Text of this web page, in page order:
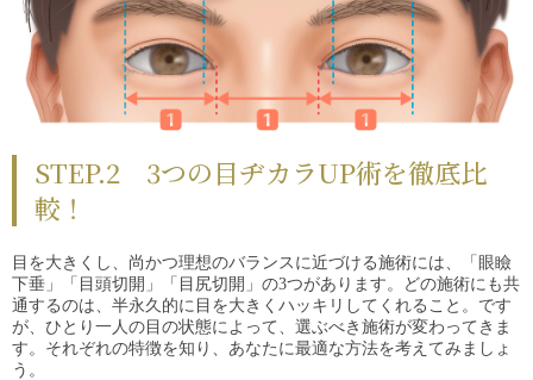
STEP.2 3つの目ヂカラUP術を徹底比
較！
目を大きくし、尚かつ理想のバランスに近づける施術には、「眼瞼
下垂」「目頭切開」「目尻切開」の3つがあります。どの施術にも共
通するのは、半永久的に目を大きくハッキリしてくれること。です
が、ひとり一人の目の状態によって、選ぶべき施術が変わってきま
す。それぞれの特徴を知り、あなたに最適な方法を考えてみましょ
う。